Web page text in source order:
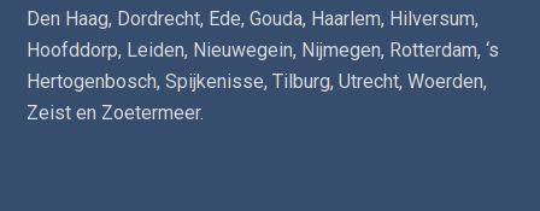
Den Haag, Dordrecht, Ede,Gouda, Haarlem, Hilversum,
Hoofddorp, Leiden, Nieuwegein, Nijmegen, Rotterdam,‘s
Hertogenbosch,Spijkenisse,Tilburg,Utrecht,Woerden,
Zeist en Zoetermeer.